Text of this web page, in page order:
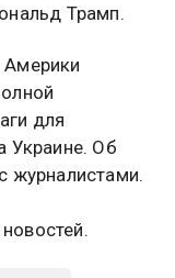
Трамп.
для
Украине. Об
журналистами.